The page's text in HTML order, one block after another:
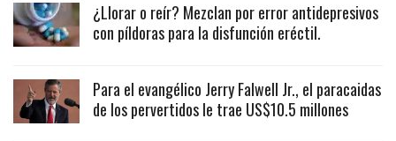
¿Llorar o reír? Mezclan por error antidepresivos
con píldoras para la disfunción eréctil.
Para el evangélico Jerry Falwell Jr., el paracaidas
de los pervertidos le trae US$10.5 millones